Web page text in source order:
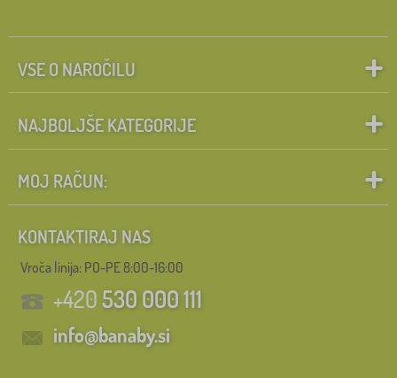
VSE O NAROČILU
NAJBOLJŠE KATEGORIJE
MOJ RAČUN:
KONTAKTIRAJ NAS
Vroča linija: PO-PE 8:00-16:00
+420530 000 111
info@banaby.si